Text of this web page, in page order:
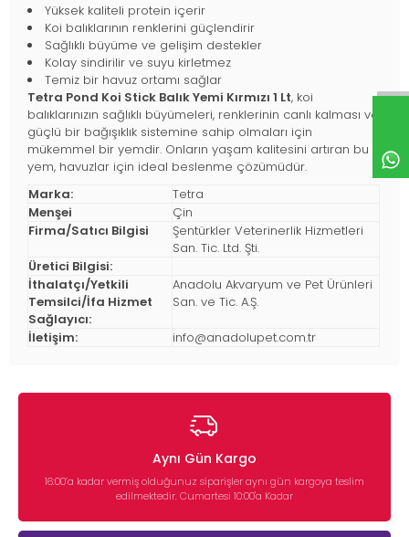
Yüksek kaliteli protein içerir
Koi balıklarının renklerini güçlendirir
Sağlıklı büyüme ve gelişim destekler
Kolay sindirilir ve suyu kirletmez
Temiz bir havuz ortamı sağlar
Tetra Pond Koi Stick Balık Yemi Kırmızı 1 Lt, koi
balıklarınızın sağlıklı büyümeleri, renklerinin canlı kalması ve
güçlü bir bağışıklık sistemine sahip olmaları için
mükemmel bir yemdir. Onların yaşam kalitesini artıran bu
yem, havuzlar için ideal beslenme çözümüdür.
Marka:
Tetra
Menşei
Çin
Firma/Satıcı Bilgisi
Şentürkler Veterinerlik Hizmetleri
San. Tic. Ltd. Şti.
Üretici Bilgisi:
İthalatçı/Yetkili
Temsilci/İfa Hizmet
Sağlayıcı:
Anadolu Akvaryum ve Pet Ürünleri
San. ve Tic. A.Ş.
İletişim: info@anadolupet.com.tr
Aynı Gün Kargo
16:00’a kadar vermiş olduğunuz siparişler aynı gün kargoya teslim
edilmektedir. Cumartesi 10:00'a Kadar